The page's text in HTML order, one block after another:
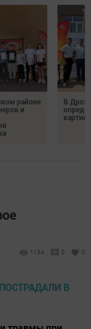
районе
и
В
1134 0 0